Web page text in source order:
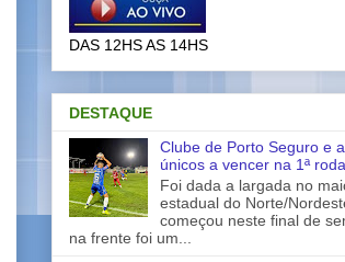
DAS 12HS AS 14HS
DESTAQUE
Clube de Porto Seguro e
únicos a vencer na 1ª
Foi dada a largada no
estadual do Norte/
começou neste final de
na frente foi um...